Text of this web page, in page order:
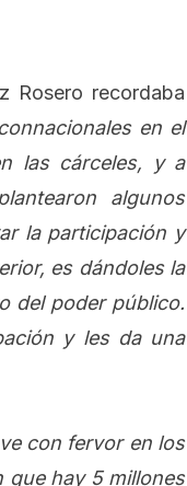
Rosero recordaba
en el
las cárceles, y a
algunos
la participación y
es dándoles la
del poder público.
y les da una
con fervor en los
que hay 5 millones